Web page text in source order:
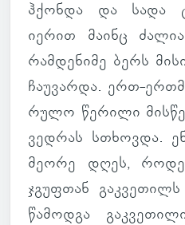
ჰქონდა და სადა
იერით მაინც
რამ­დე­ნიმე ბერს
ჩა­უ­ვარდა. ერთ-
რულო წე­რილი
ვედ­რას სთხოვდა.
მეორე დღეს,
ჯგუფ­თან
წა­მოდგა